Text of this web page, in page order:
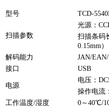
型号 TCD-
扫描参数
光源：
扫描条码
0.15mm）
解码能力
JAN/EAN/
接口
USB
电源
电压：
操作电流
工作温度/湿度
0～40℃/